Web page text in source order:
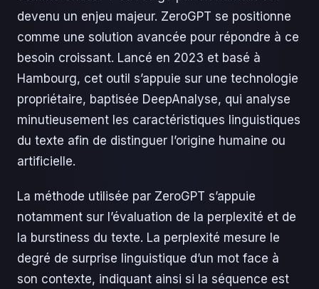
devenu un enjeu majeur. ZeroGPT se positionne
comme une solution avancée pour répondre à ce
besoin croissant. Lancé en 2023 et basé à
Hambourg, cet outil s’appuie sur une technologie
propriétaire, baptisée DeepAnalyse, qui analyse
minutieusement les caractéristiques linguistiques
du texte afin de distinguer l’origine humaine ou
artificielle.
La méthode utilisée par ZeroGPT s’appuie
notamment sur l’évaluation de la perplexité et de
la burstiness du texte. La perplexité mesure le
degré de surprise linguistique d’un mot face à
son contexte, indiquant ainsi si la séquence est